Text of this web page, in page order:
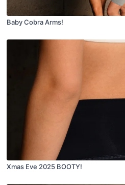
Baby Cobra Arms!
Xmas Eve 2025 BOOTY!